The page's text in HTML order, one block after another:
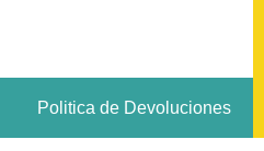
Politica de Devoluciones